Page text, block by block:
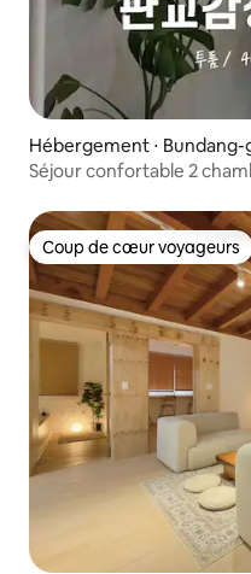
Hébergement ⋅
Séjour confortable 2
Coup de cœur voyageurs
Coup de cœur voyageurs